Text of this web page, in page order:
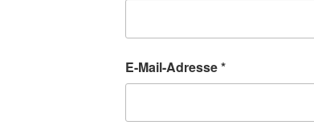
E-Mail-Adresse*